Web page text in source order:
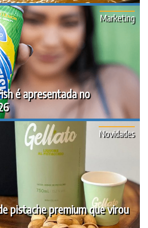
é apresentada no
Marketing
pistache premium que virou
Novidades